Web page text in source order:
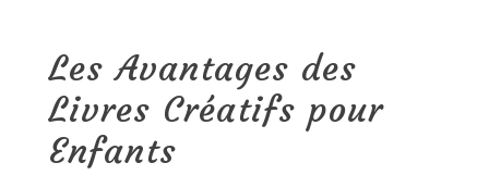
Les Avantages des
Livres Créatifs pour
Enfants